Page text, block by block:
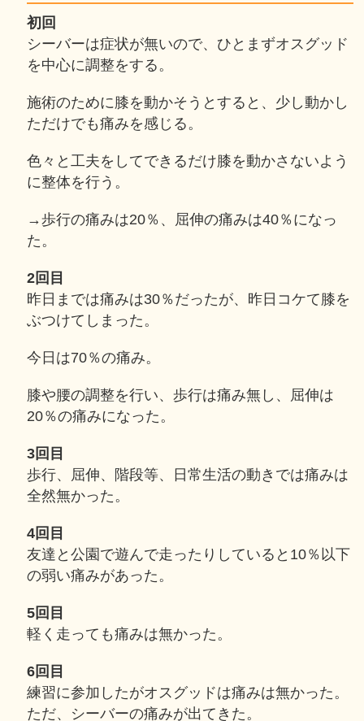
初回
シーバーは症状が無いので、ひとまずオスグッド
を中心に調整をする。
施術のために膝を動かそうとすると、少し動かし
ただけでも痛みを感じる。
色々と工夫をしてできるだけ膝を動かさないよう
に整体を行う。
→歩行の痛みは20％、屈伸の痛みは40％になっ
た。
2回目
昨日までは痛みは30％だったが、昨日コケて膝を
ぶつけてしまった。
今日は70％の痛み。
膝や腰の調整を行い、歩行は痛み無し、屈伸は
20％の痛みになった。
3回目
歩行、屈伸、階段等、日常生活の動きでは痛みは
全然無かった。
4回目
友達と公園で遊んで走ったりしていると10％以下
の弱い痛みがあった。
5回目
軽く走っても痛みは無かった。
6回目
練習に参加したがオスグッドは痛みは無かった。
ただ、シーバーの痛みが出てきた。